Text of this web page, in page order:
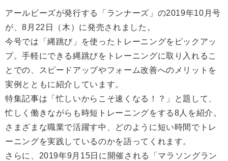
アールビーズが発行する「ランナーズ」の2019年10月号
が、8月22日（木）に発売されました。
今号では「縄跳び」を使ったトレーニングをピックアッ
プ。手軽にできる縄跳びをトレーニングに取り入れるこ
とでの、スピードアップやフォーム改善へのメリットを
実例とともに紹介しています。
特集記事は「忙しいからこそ速くなる！？」と題して、
忙しく働きながらも時短トレーニングをする8人を紹介。
さまざまな職業で活躍す中、どのように短い時間でトレ
ーニングを実践しているのかを語ってくれます。
さらに、2019年9月15日に開催される「マラソングラン